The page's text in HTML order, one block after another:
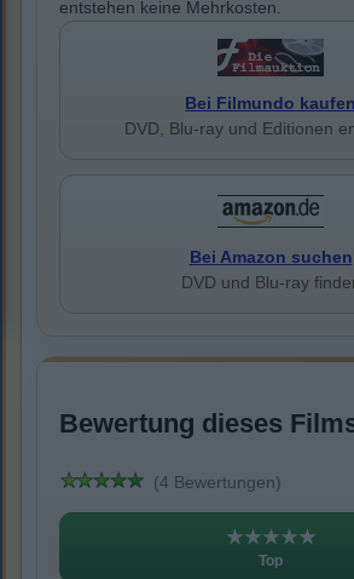
entstehen keine Mehrkosten.
Bei Filmundo kaufen
DVD, Blu-ray und Editionen
Bei Amazon suchen
DVD und Blu-ray
Bewertung dieses
(4 Bewertungen)
★★★★★
Top